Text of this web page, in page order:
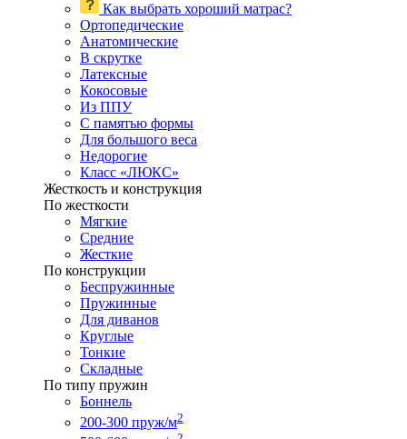
Как выбрать хороший матрас?
Ортопедические
Анатомические
В скрутке
Латексные
Кокосовые
Из ППУ
С памятью формы
Для большого веса
Недорогие
Класс «ЛЮКС»
Жесткость и конструкция
По жесткости
Мягкие
Средние
Жесткие
По конструкции
Беспружинные
Пружинные
Для диванов
Круглые
Тонкие
Складные
По типу пружин
Боннель
200-300 пруж/м2